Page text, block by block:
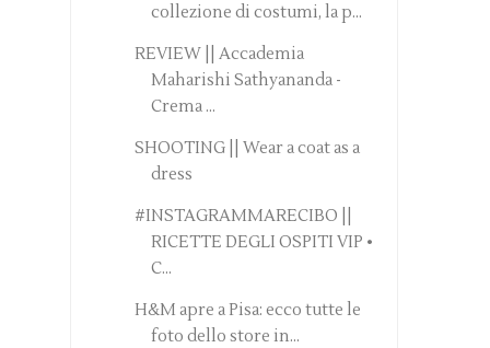
collezione di costumi, la p...
REVIEW || Accademia
Maharishi Sathyananda -
Crema ...
SHOOTING || Wear a coat as a
dress
#INSTAGRAMMARECIBO ||
RICETTE DEGLI OSPITI VIP •
C...
H&M apre a Pisa: ecco tutte le
foto dello store in...